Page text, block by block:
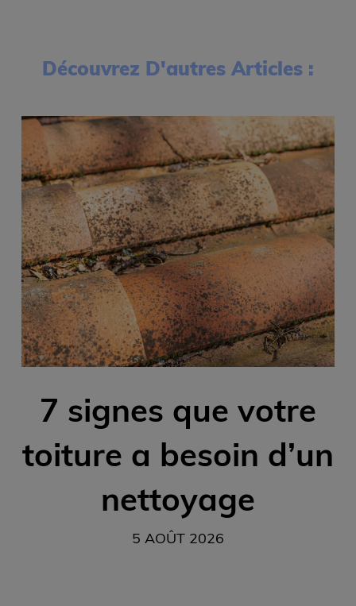
Découvrez D'autres Articles :
7 signes que votre
toiture a besoin d’un
nettoyage
5 AOÛT 2026